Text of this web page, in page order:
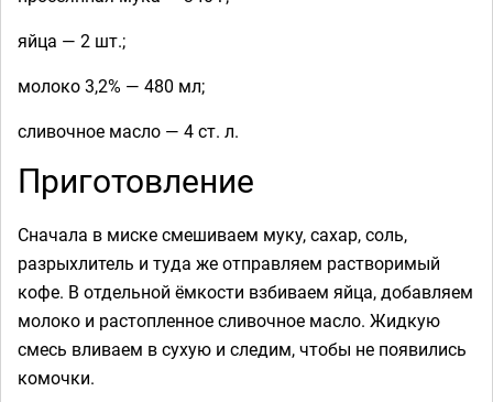
яйца — 2 шт.;
молоко 3,2% — 480 мл;
сливочное масло — 4 ст. л.
Приготовление
Сначала в миске смешиваем муку, сахар, соль,
разрыхлитель и туда же отправляем растворимый
кофе. В отдельной ёмкости взбиваем яйца, добавляем
молоко и растопленное сливочное масло. Жидкую
смесь вливаем в сухую и следим, чтобы не появились
комочки.